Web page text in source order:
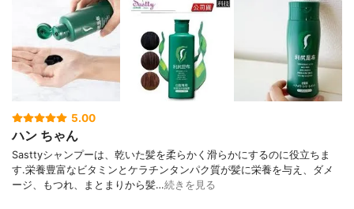
5.00
ハン ちゃん
Sasttyシャンプーは、乾いた髪を柔らかく滑らかにするのに役立ちま
す.栄養豊富なビタミンとケラチンタンパク質が髪に栄養を与え、ダメ
ージ、もつれ、まとまりから髪…続きを見る